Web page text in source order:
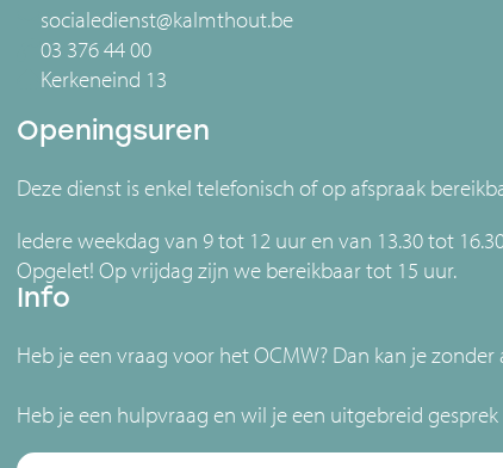
socialedienst@kalmthout.be
03 376 44 00
Kerkeneind 13
Openingsuren
Deze dienst is enkel telefonisch of op afspraak
Iedere weekdag van 9 tot 12 uur en van 13.30 tot
Opgelet! Op vrijdag zijn we bereikbaar tot 15 uur.
Info
Heb je een vraag voor het OCMW? Dan kan je
Heb je een hulpvraag en wil je een uitgebreid